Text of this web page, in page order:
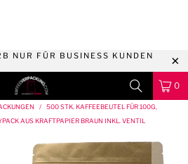
NUR FÜR BUSINESS KUNDEN
0
/
500 STK. KAFFEEBEUTEL FÜR 100G,
AUS KRAFTPAPIER BRAUN INKL. VENTIL